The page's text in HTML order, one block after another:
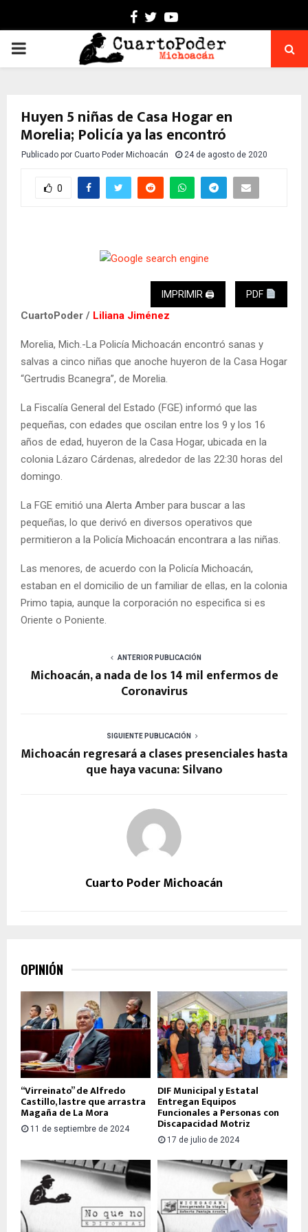
Facebook
TwitterYoutube
PRIMARY
Huyen 5 niñas de Casa Hogar en
Morelia; Policía ya las encontró
Publicado por Cuarto Poder Michoacán 24 de agosto de 2020
0
IMPRIMIR 🖨 PDF
CuartoPoder / Liliana Jiménez
Morelia, Mich.-La Policía Michoacán encontró sanas y
salvas a cinco niñas que anoche huyeron de la Casa Hogar
“Gertrudis Bcanegra”, de Morelia.
La Fiscalía General del Estado (FGE) informó que las
pequeñas, con edades que oscilan entre los 9 y los 16
años de edad, huyeron de la Casa Hogar, ubicada en la
colonia Lázaro Cárdenas, alrededor de las 22:30 horas del
domingo.
La FGE emitió una Alerta Amber para buscar a las
pequeñas, lo que derivó en diversos operativos que
permitieron a la Policía Michoacán encontrara a las niñas.
Las menores, de acuerdo con la Policía Michoacán,
estaban en el domicilio de un familiar de ellas, en la colonia
Primo tapia, aunque la corporación no especifica si es
Oriente o Poniente.
ANTERIOR PUBLICACIÓN
Michoacán, a nada de los 14 mil enfermos de
Coronavirus
SIGUIENTE PUBLICACIÓN
Michoacán regresará a clases presenciales hasta
que haya vacuna: Silvano
Cuarto Poder Michoacán
OPINIÓN
“Virreinato” de Alfredo
Castillo, lastre que arrastra
Magaña de La Mora
11 de septiembre de 2024
DIF Municipal y Estatal
Entregan Equipos
Funcionales a Personas con
Discapacidad Motriz
17 de julio de 2024